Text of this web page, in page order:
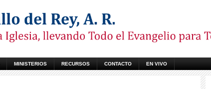
MINISTERIOS RECURSOS CONTACTO EN VIVO